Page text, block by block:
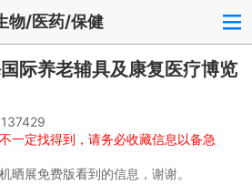
物/医药/保健
际养老辅具及康复医疗博览
137429
一定找得到，请务必收藏信息以备急
晒展免费版看到的信息，谢谢。